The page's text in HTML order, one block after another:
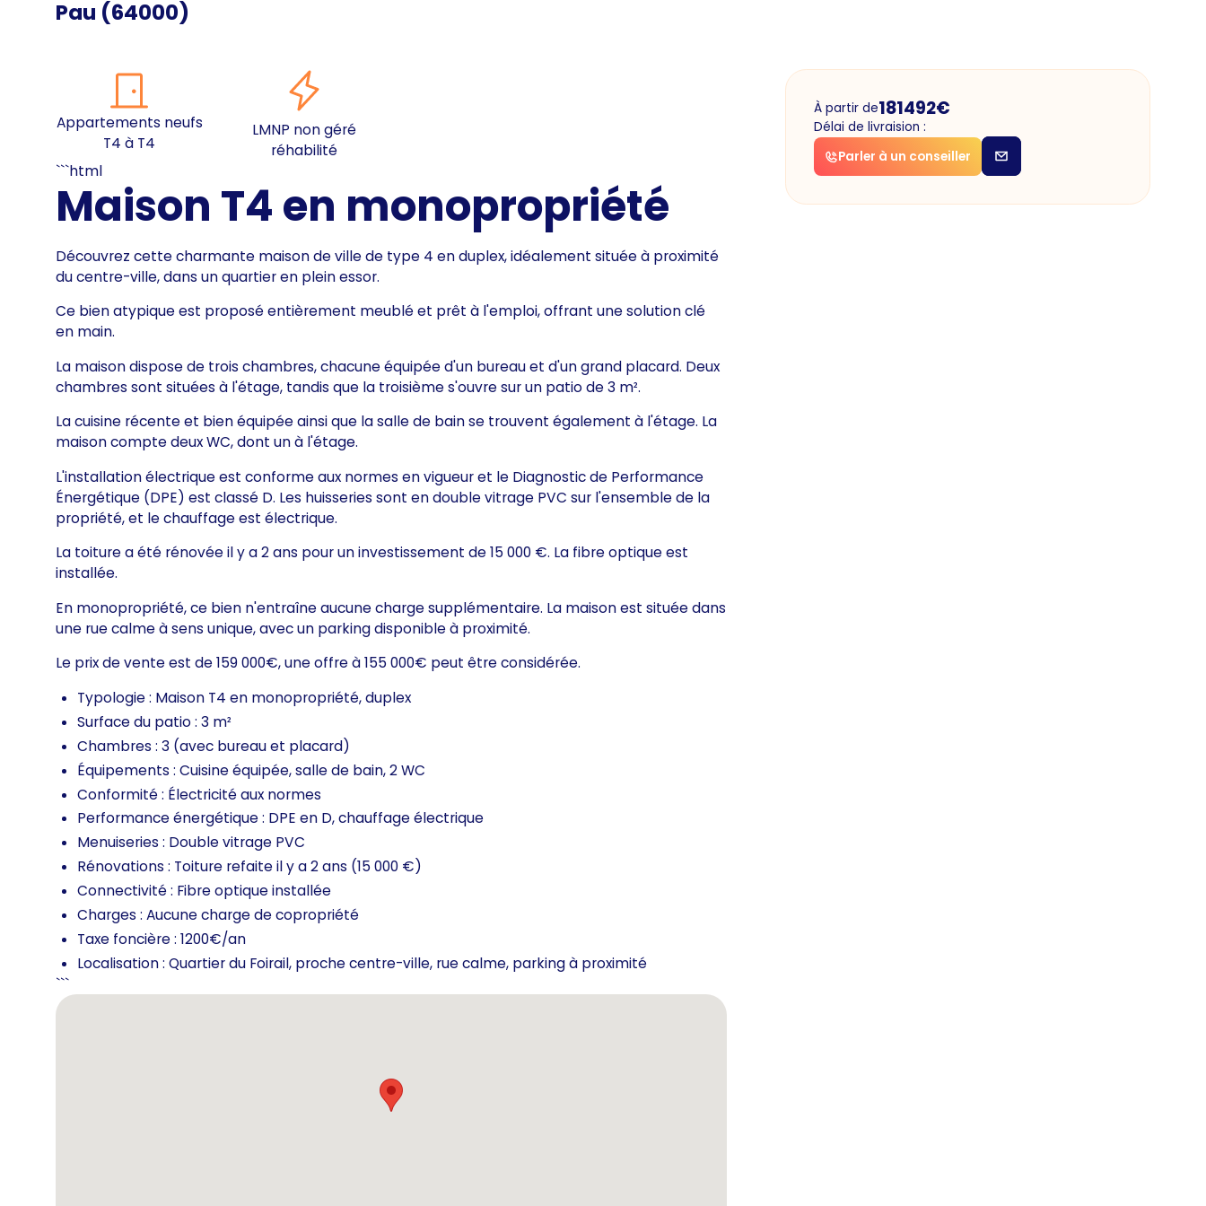
Pau (64000)
Appartements neufs
T4 à T4
LMNP non géré
réhabilité
```html
Maison T4 en monopropriété
Découvrez cette charmante maison de ville de type 4 en duplex, idéalement située à proximité
du centre-ville, dans un quartier en plein essor.
Ce bien atypique est proposé entièrement meublé et prêt à l'emploi, offrant une solution clé
en main.
La maison dispose de trois chambres, chacune équipée d'un bureau et d'un grand placard. Deux
chambres sont situées à l'étage, tandis que la troisième s'ouvre sur un patio de 3 m².
La cuisine récente et bien équipée ainsi que la salle de bain se trouvent également à l'étage. La
maison compte deux WC, dont un à l'étage.
L'installation électrique est conforme aux normes en vigueur et le Diagnostic de Performance
Énergétique (DPE) est classé D. Les huisseries sont en double vitrage PVC sur l'ensemble de la
propriété, et le chauffage est électrique.
La toiture a été rénovée il y a 2 ans pour un investissement de 15 000 €. La fibre optique est
installée.
En monopropriété, ce bien n'entraîne aucune charge supplémentaire. La maison est située dans
une rue calme à sens unique, avec un parking disponible à proximité.
Le prix de vente est de 159 000€, une offre à 155 000€ peut être considérée.
Typologie : Maison T4 en monopropriété, duplex
Surface du patio : 3 m²
Chambres : 3 (avec bureau et placard)
Équipements : Cuisine équipée, salle de bain, 2 WC
Conformité : Électricité aux normes
Performance énergétique : DPE en D, chauffage électrique
Menuiseries : Double vitrage PVC
Rénovations : Toiture refaite il y a 2 ans (15 000 €)
Connectivité : Fibre optique installée
Charges : Aucune charge de copropriété
Taxe foncière : 1200€/an
Localisation : Quartier du Foirail, proche centre-ville, rue calme, parking à proximité
```
À partir de181492€
Délai de livraision :
Parler à un conseiller